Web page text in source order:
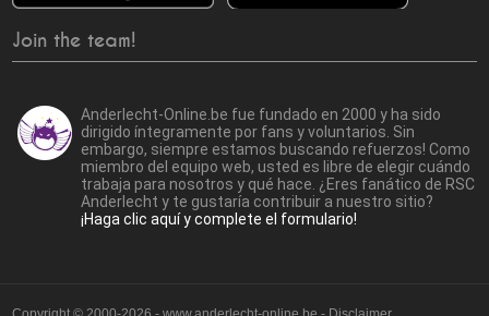
Join the team!
Anderlecht-Online.be fue fundado en 2000 y ha sido
dirigido íntegramente por fans y voluntarios. Sin
embargo, siempre estamos buscando refuerzos! Como
miembro del equipo web, usted es libre de elegir cuándo
trabaja para nosotros y qué hace. ¿Eres fanático de RSC
Anderlecht y te gustaría contribuir a nuestro sitio?
¡Haga clic aquí y complete el formulario!